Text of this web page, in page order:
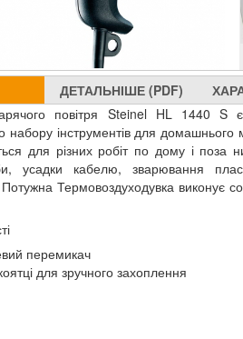
ДЕТАЛЬНІШЕ (PDF)
повітря Steinel HL 1440 S
набору інструментів для домашнього
для різних робіт по дому і поза
усадки кабелю, зварювання
Термовоздуходувка виконує
перемикач
для зручного захоплення